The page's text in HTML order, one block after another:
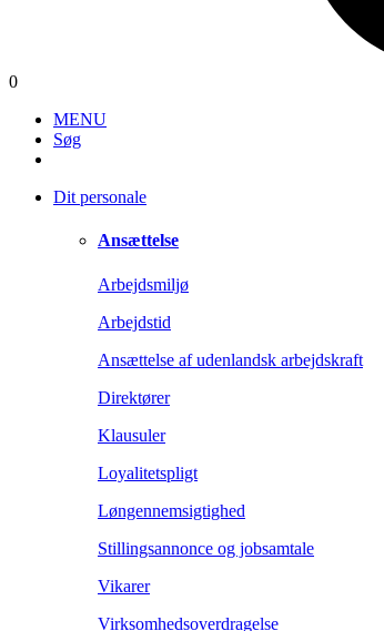
0
MENU
Søg
Dit personale
Ansættelse
Arbejdsmiljø
Arbejdstid
Ansættelse af udenlandsk arbejdskraft
Direktører
Klausuler
Loyalitetspligt
Løngennemsigtighed
Stillingsannonce og jobsamtale
Vikarer
Virksomhedsoverdragelse